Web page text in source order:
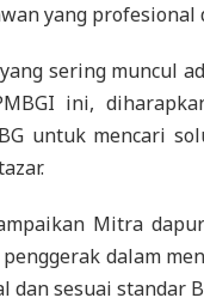
yang profesional
sering muncul
ini,
untuk mencari
Mitra
dalam
dan sesuai standar